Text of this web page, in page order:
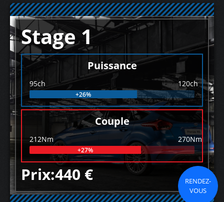
Stage 1
Puissance
95ch 120ch
+26%
Couple
212Nm 270Nm
+27%
Prix:440 €
RENDEZ-
VOUS